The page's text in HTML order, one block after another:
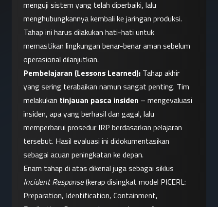
menguji sistem yang telah diperbaiki, lalu
menghubungkannya kembali ke jaringan produksi.
Tahap ini harus dilakukan hati-hati untuk
memastikan lingkungan benar-benar aman sebelum
operasional dilanjutkan.
Pembelajaran (Lessons Learned): Tahap akhir
yang sering terabaikan namun sangat penting. Tim
melakukan tinjauan pasca insiden – mengevaluasi
insiden, apa yang berhasil dan gagal, lalu
memperbarui prosedur IRP berdasarkan pelajaran
tersebut. Hasil evaluasi ini didokumentasikan
sebagai acuan peningkatan ke depan.
Incident Response (kerap disingkat model PICERL:
Preparation, Identification, Containment,